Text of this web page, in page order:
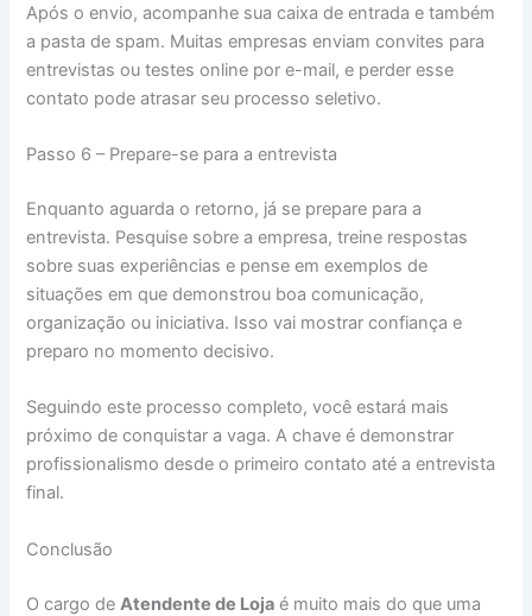
Após o envio, acompanhe sua caixa de entrada e também
a pasta de spam. Muitas empresas enviam convites para
entrevistas ou testes online por e-mail, e perder esse
contato pode atrasar seu processo seletivo.
Passo 6 – Prepare-se para a entrevista
Enquanto aguarda o retorno, já se prepare para a
entrevista. Pesquise sobre a empresa, treine respostas
sobre suas experiências e pense em exemplos de
situações em que demonstrou boa comunicação,
organização ou iniciativa. Isso vai mostrar confiança e
preparo no momento decisivo.
Seguindo este processo completo, você estará mais
próximo de conquistar a vaga. A chave é demonstrar
profissionalismo desde o primeiro contato até a entrevista
final.
Conclusão
O cargo deAtendente de Loja é muito mais do que uma